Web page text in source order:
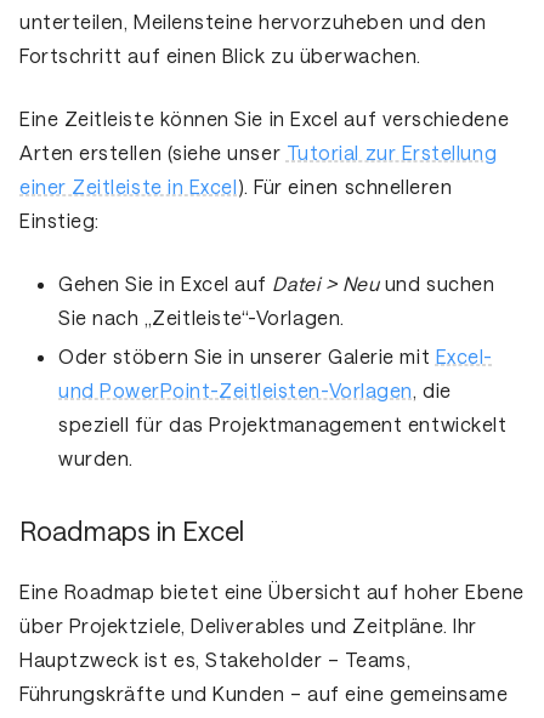
unterteilen, Meilensteine hervorzuheben und den
Fortschritt auf einen Blick zu überwachen.
Eine Zeitleiste können Sie in Excel auf verschiedene
Arten erstellen (siehe unser Tutorial zur Erstellung
einer Zeitleiste in Excel). Für einen schnelleren
Einstieg:
Gehen Sie in Excel auf Datei > Neuund suchen
Sie nach „Zeitleiste“-Vorlagen.
Oder stöbern Sie in unserer Galerie mit Excel-
und PowerPoint-Zeitleisten-Vorlagen, die
speziell für das Projektmanagement entwickelt
wurden.
Roadmaps in Excel
Eine Roadmap bietet eine Übersicht auf hoher Ebene
über Projektziele, Deliverables und Zeitpläne. Ihr
Hauptzweck ist es, Stakeholder – Teams,
Führungskräfte und Kunden – auf eine gemeinsame